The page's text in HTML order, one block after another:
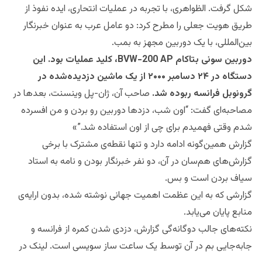
شکل گرفت. الظواهری، با تجربه در عملیات انتحاری، ایده نفوذ از
طریق هویت جعلی را مطرح کرد: دو عامل عرب به عنوان خبرنگار
بین‌المللی، با یک دوربین مجهز به بمب.
دوربین سونی بتاکام BVW-200 AP، کلید عملیات بود. این
دستگاه در ۲۴ دسامبر ۲۰۰۰ از یک ماشین دزدیده‌شده در
گرونوبل فرانسه ربوده شد. صاحب آن، ژان-پل وینسنت، بعدها در
مصاحبه‌ای گفت: “اون شب، دزدها دوربین رو بردن و من افسرده
شدم وقتی فهمیدم برای چی از اون استفاده شد.”»
گزارش همین‌گونه ادامه دارد و تنها نقطه‌ی مشترک با برخی
گزارش‌های هم‌سان در آن، دو‌ نفر خبرنگار بودن و نامه به استاد
سیاف بردن است ‌و بس.
گزارشی که به این عظمت اهمیت جهانی نوشته شده، بدون ارایه‌ی
منابع پایان می‌‌یابد.
نکته‌های جالب دوگانه‌‌گی گزارش، دزدی شدن کمره از فرانسه و
جا‌به‌جایی بم‌ در آن توسط یک ساعت ساز سویسی است. لینک در